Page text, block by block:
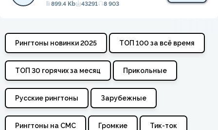
899.4 Kb 43291 8 903
Рингтоны новинки 2025 ТОП 100 за всё время
ТОП 30 горячих за месяц Прикольные
Русские рингтоны Зарубежные
Рингтоны на СМС Громкие Тик-ток